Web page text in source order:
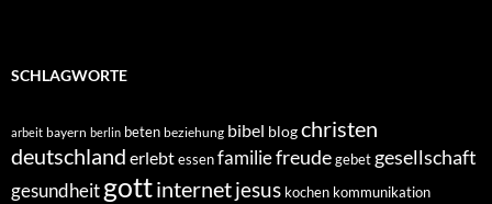
SCHLAGWORTE
arbeit bayern berlin beten beziehung bibel blogchristen
deutschland erlebtessenfamiliefreudegebet gesellschaft
gesundheitgottinternetjesus kochen kommunikation